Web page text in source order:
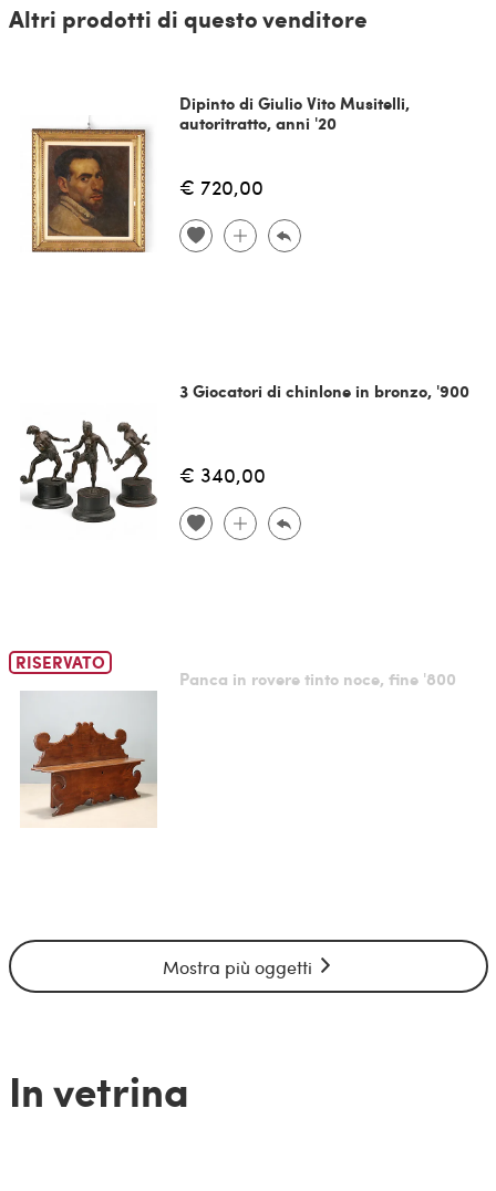
Altri prodotti di questo venditore
Dipinto di Giulio Vito Musitelli,
autoritratto, anni '20
€ 720,00
3 Giocatori di chinlone in bronzo, '900
€ 340,00
RISERVATO
Panca in rovere tinto noce, fine '800
Mostra più oggetti
In vetrina